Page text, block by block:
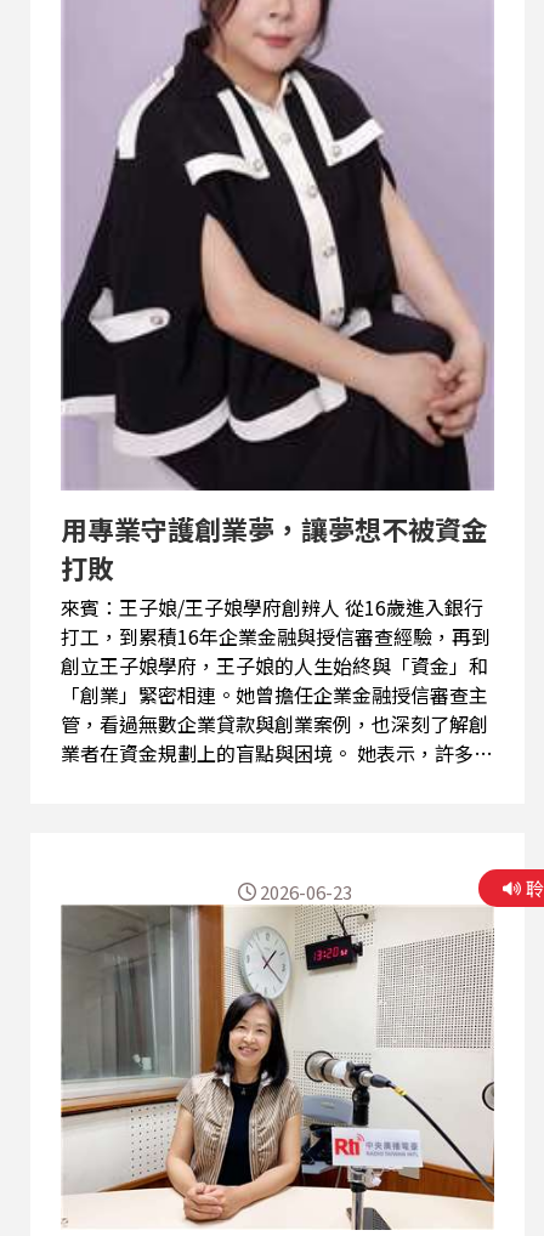
過一碗料理認識台灣，同時解決餐飲業缺工與品質
一致性的挑戰。 創辦人葉政良也分享想創業的人，
創業不是一時的衝動，而是要堅持初心、懂得利
他、持續學習，並在逆境中找到新的機會。未來，
他也期盼透過「一口宜口」與「寶壹碗」，將台灣
的味道、文化與品牌價...
用專業守護創業夢，讓夢想不被資金
打敗
來賓：王子娘/王子娘學府創辨人 從16歲進入銀行
打工，到累積16年企業金融與授信審查經驗，再到
創立王子娘學府，王子娘的人生始終與「資金」和
「創業」緊密相連。她曾擔任企業金融授信審查主
管，看過無數企業貸款與創業案例，也深刻了解創
業者在資金規劃上的盲點與困境。 她表示，許多創
管理思維。多年來，她發現不少創業者因不了解融
資機制而走了許多冤枉路，甚至誤信不當代辦而付
出沉重代價。 促使她離開穩定銀行工作的關鍵之
一，是一位從小一起長大的好友因貸款詐騙事件而
離世。這段經歷讓她深受震撼，也更加堅定要將專
業知識分享給更多創業者，避免憾事再次發生。於
是創立王子娘學府，堅持「不代辦、不抽成、教你
自己學會」，希望協助創業者建立正確的資金觀念
與經營能力。 至今，她已協助超過900位創業者成
功取得資金、建立事業。面對近年興起的一人公司
與個人品牌創業潮，她提醒年輕人，創業最重要的
不是有多少資金，而是先建立清楚的商業模式、財
務規劃與現金流管理能力。 談到未來願景，王子娘
2026-06-23